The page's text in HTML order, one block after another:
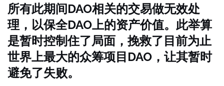
所有此期间DAO相关的交易做无效处
理，以保全DAO上的资产价值。此举算
是暂时控制住了局面，挽救了目前为止
世界上最大的众筹项目DAO，让其暂时
避免了失败。